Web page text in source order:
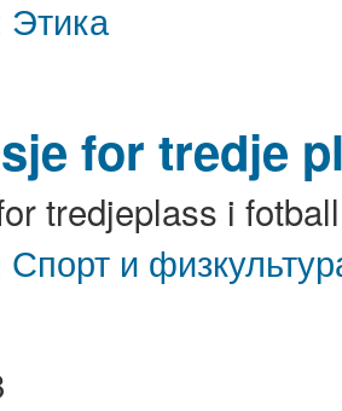
Этика
for tredje
tredjeplass i
Спорт и